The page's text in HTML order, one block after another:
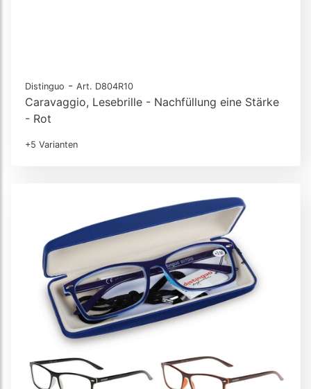
Distinguo - Art. D804R10
Caravaggio, Lesebrille - Nachfüllung eine Stärke
- Rot
+5 Varianten